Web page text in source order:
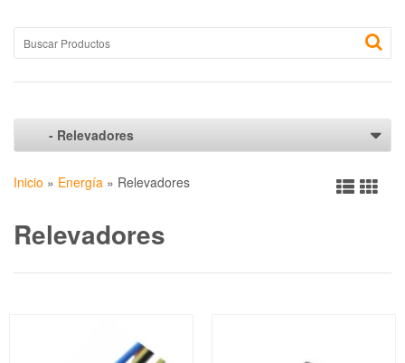
Inicio » Energía » Relevadores
Relevadores